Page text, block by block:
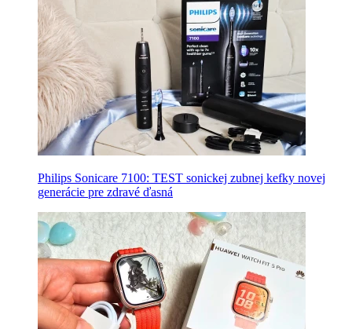
Philips Sonicare 7100: TEST sonickej zubnej kefky novej
generácie pre zdravé ďasná